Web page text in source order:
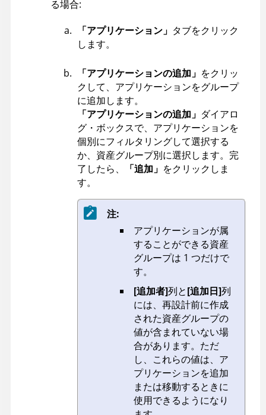
る場合:
「アプリケーション」 タブをクリック
します。
「アプリケーションの追加」 をクリッ
クして、アプリケーションをグループ
に追加します。
「アプリケーションの追加」 ダイアロ
グ・ボックスで、アプリケーションを
個別にフィルタリングして選択する
か、資産グループ別に選択します。完
了したら、
「追加」 をクリックしま
す。
注:
アプリケーションが属
することができる資産
グループは 1 つだけで
す。
[追加者]列と[追加日]列
には、再設計前に作成
された資産グループの
値が含まれていない場
合があります。ただ
し、これらの値は、ア
プリケーションを追加
または移動するときに
使用できるようになり